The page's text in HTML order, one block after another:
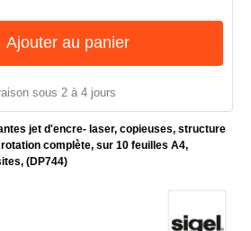
jet d'encre- laser, copieuses, structure
complète, sur 10 feuilles A4,
(DP744)
Ajouter au panier
sous 2 à 4 jours